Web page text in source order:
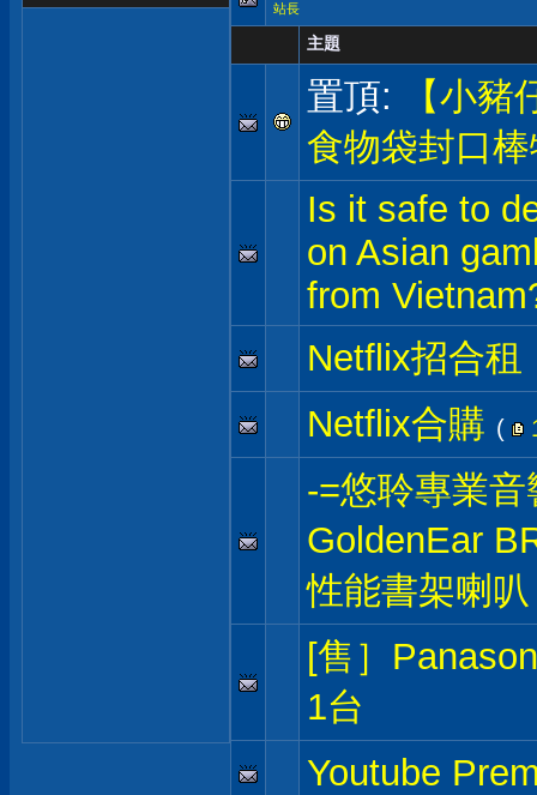
站長
主題
置頂:
【小
食物袋封口
Is it safe to
on Asian
from
Netflix招合租
Netflix合購 (
-=悠聆專業音
GoldenEar
性能書架喇叭
[售］
1台
Youtube